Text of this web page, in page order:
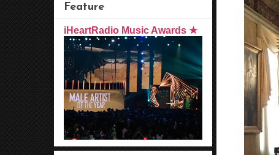
Feature
iHeartRadio Music Awards ★